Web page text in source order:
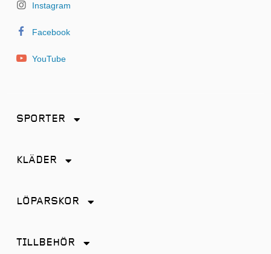
Instagram
Facebook
YouTube
SPORTER
KLÄDER
LÖPARSKOR
TILLBEHÖR